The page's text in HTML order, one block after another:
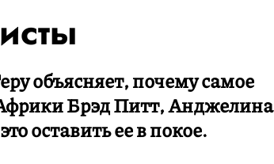
объясняет, почему самое
Брэд Питт, Анджелина
оставить ее в покое.